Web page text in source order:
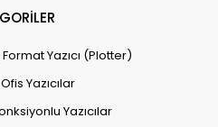
Yazıcı (Plotter)
Yazıcılar
Yazıcılar